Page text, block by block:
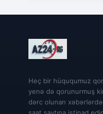
Heç bir hüququmuz
yenə də qorunurmuş
dərc olunan